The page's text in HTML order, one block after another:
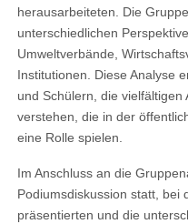
herausarbeiteten. Die
unterschiedlichen
Umweltverbände,
Institutionen. Diese Analyse
und Schülern, die vielfältigen
verstehen, die in der
eine Rolle spielen.
Im Anschluss an die
Podiumsdiskussion statt, bei
präsentierten und die